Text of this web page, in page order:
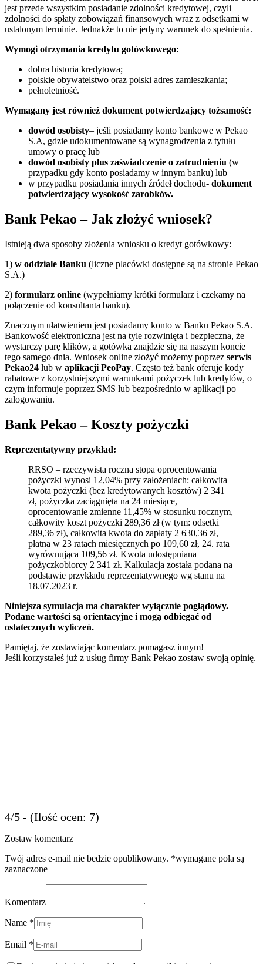
jest przede wszystkim posiadanie zdolności kredytowej, czyli
zdolności do spłaty zobowiązań finansowych wraz z odsetkami w
ustalonym terminie. Jednakże to nie jedyny warunek do spełnienia.
Wymogi otrzymania kredytu gotówkowego:
dobra historia kredytowa;
polskie obywatelstwo oraz polski adres zamieszkania;
pełnoletniość.
Wymagany jest również dokument potwierdzający tożsamość:
dowód osobisty– jeśli posiadamy konto bankowe w Pekao
S.A, gdzie udokumentowane są wynagrodzenia z tytułu
umowy o pracę lub
dowód osobisty plus zaświadczenie o zatrudnieniu (w
przypadku gdy konto posiadamy w innym banku) lub
w przypadku posiadania innych źródeł dochodu- dokument
potwierdzający wysokość zarobków.
Bank Pekao – Jak złożyć wniosek?
Istnieją dwa sposoby złożenia wniosku o kredyt gotówkowy:
1) w oddziale Banku (liczne placówki dostępne są na stronie Pekao
S.A.)
2) formularz online (wypełniamy krótki formularz i czekamy na
połączenie od konsultanta banku).
Znacznym ułatwieniem jest posiadamy konto w Banku Pekao S.A.
Bankowość elektroniczna jest na tyle rozwinięta i bezpieczna, że
wystarczy parę klików, a gotówka znajdzie się na naszym koncie
tego samego dnia. Wniosek online złożyć możemy poprzez serwis
Pekao24 lub w aplikacji PeoPay. Często też bank oferuje kody
rabatowe z korzystniejszymi warunkami pożyczek lub kredytów, o
czym informuje poprzez SMS lub bezpośrednio w aplikacji po
zalogowaniu.
Bank Pekao – Koszty pożyczki
Reprezentatywny przykład:
RRSO ‒ rzeczywista roczna stopa oprocentowania
pożyczki wynosi 12,04% przy założeniach: całkowita
kwota pożyczki (bez kredytowanych kosztów) 2 341
zł, pożyczka zaciągnięta na 24 miesiące,
oprocentowanie zmienne 11,45% w stosunku rocznym,
całkowity koszt pożyczki 289,36 zł (w tym: odsetki
289,36 zł), całkowita kwota do zapłaty 2 630,36 zł,
płatna w 23 ratach miesięcznych po 109,60 zł, 24. rata
wyrównująca 109,56 zł. Kwota udostępniana
pożyczkobiorcy 2 341 zł. Kalkulacja została podana na
podstawie przykładu reprezentatywnego wg stanu na
18.07.2023 r.
Niniejsza symulacja ma charakter wyłącznie poglądowy.
Podane wartości są orientacyjne i mogą odbiegać od
ostatecznych wyliczeń.
Pamiętaj, że zostawiając komentarz pomagasz innym!
Jeśli korzystałeś już z usług firmy Bank Pekao zostaw swoją opinię.
4/5 - (Ilość ocen: 7)
Zostaw komentarz
Twój adres e-mail nie bedzie opublikowany. *wymagane pola są
zaznaczone
Komentarz
Name *
Email *